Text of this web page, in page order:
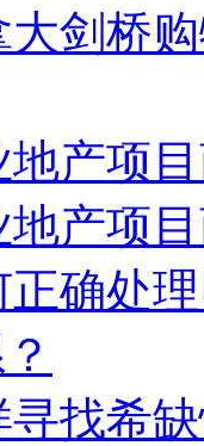
大剑桥
地产项
地产项
正确处
寻找希